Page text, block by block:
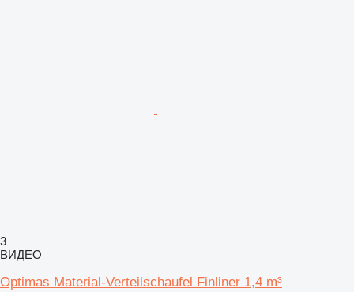
3
ВИДЕО
Optimas Material-Verteilschaufel Finliner 1,4 m³